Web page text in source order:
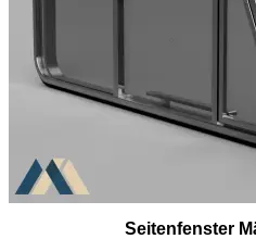
Seitenfenster